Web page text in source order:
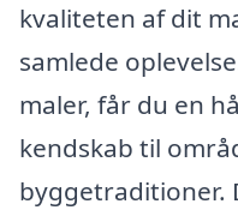
kvaliteten af dit
samlede
maler, får du en
kendskab til
byggetraditioner.